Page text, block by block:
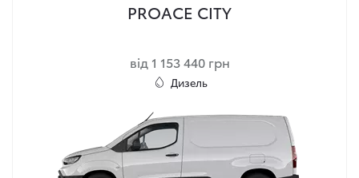
PROACE CITY
від 1 153 440 грн
Дизель